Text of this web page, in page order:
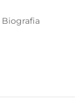
Biografia